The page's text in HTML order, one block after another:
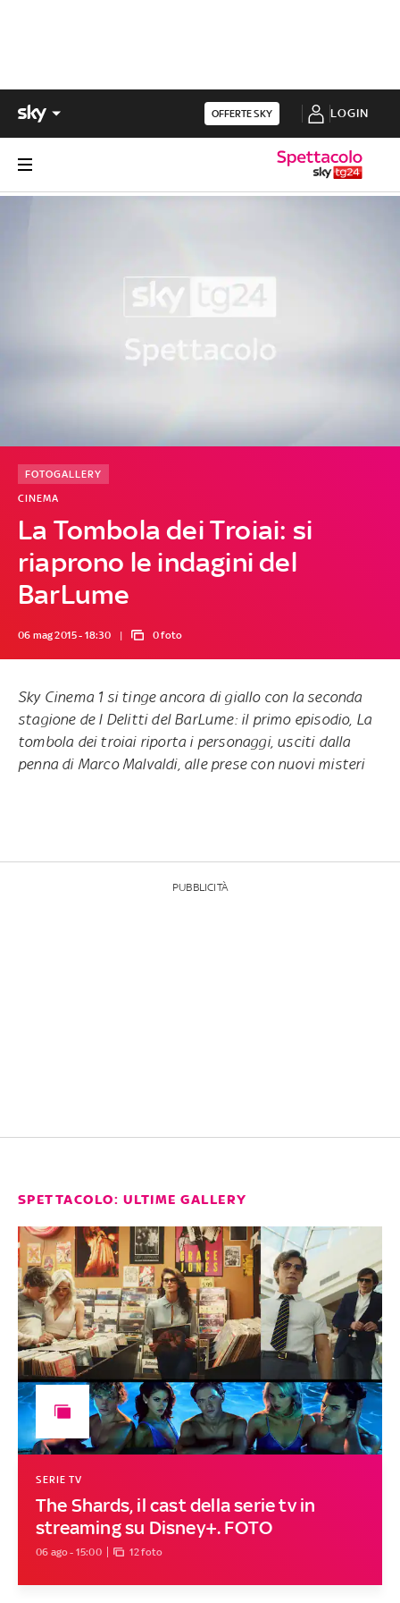
OFFERTE SKY LOGIN
La Tombola dei Troiai: si
riaprono le indagini del
BarLume
CINEMA
FOTOGALLERY
06 mag 2015 - 18:30 0 foto
Sky Cinema 1 si tinge ancora di giallo con la seconda
stagione de I Delitti del BarLume: il primo episodio, La
tombola dei troiairiporta i personaggi, usciti dalla
penna di Marco Malvaldi, alle prese con nuovi misteri
PUBBLICITÀ
SPETTACOLO: ULTIME GALLERY
The Shards, il cast della serie tv in
streaming su Disney+. FOTO
SERIE TV
06 ago - 15:00 12 foto